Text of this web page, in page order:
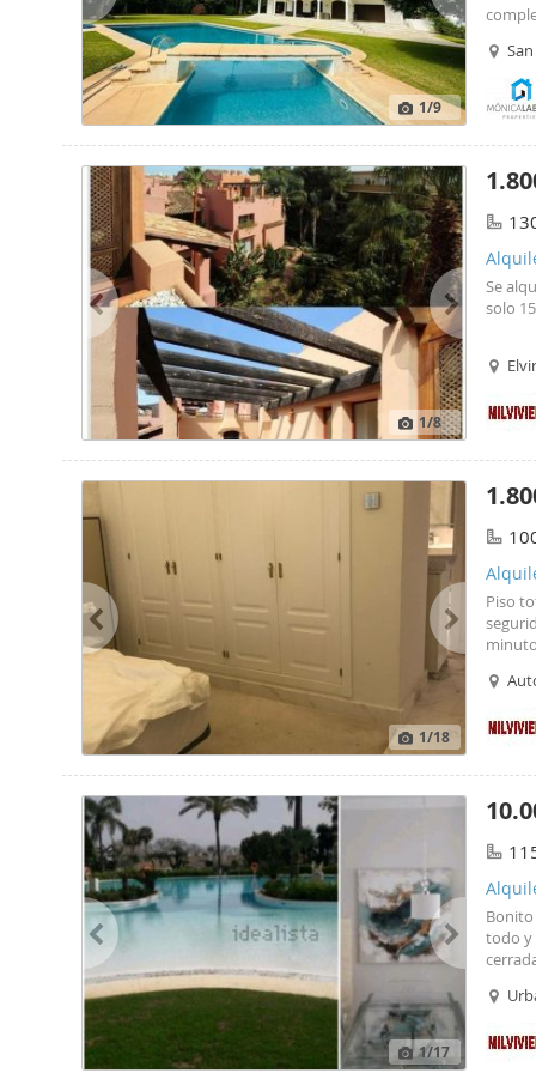
1/9
1/8
Se
solo
1/18
Piso
1/17
todo y